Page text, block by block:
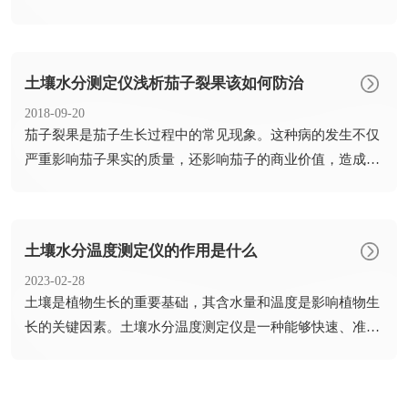
土壤水分测定仪浅析茄子裂果该如何防治
2018-09-20
​茄子裂果是茄子生长过程中的常见现象。这种病的发生不仅
严重影响茄子果实的质量，还影响茄子的商业价值，造成经
土壤水分温度测定仪的作用是什么
2023-02-28
​土壤是植物生长的重要基础，其含水量和温度是影响植物生
长的关键因素。土壤水分温度测定仪是一种能够快速、准确